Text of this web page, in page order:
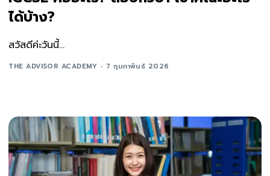
ได้บ้าง?
สวัสดีค่ะวันนี้...
THE ADVISOR ACADEMY 7 กุมภาพันธ์ 2026